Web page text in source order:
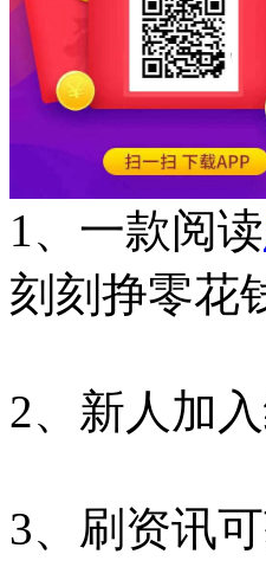
1、一款阅读
刻刻挣零花
2、新人加
3、刷资讯